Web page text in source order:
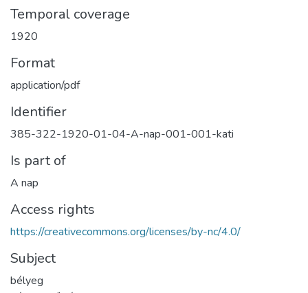
Temporal coverage
1920
Format
application/pdf
Identifier
385-322-1920-01-04-A-nap-001-001-kati
Is part of
A nap
Access rights
https://creativecommons.org/licenses/by-nc/4.0/
Subject
bélyeg